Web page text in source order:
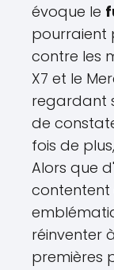
évoque le
pourraient
contre les
X7 et le
regardant
de
fois de
Alors que
contentent
réinventer
premières